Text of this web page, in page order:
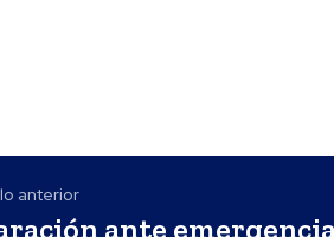
anterior
ante